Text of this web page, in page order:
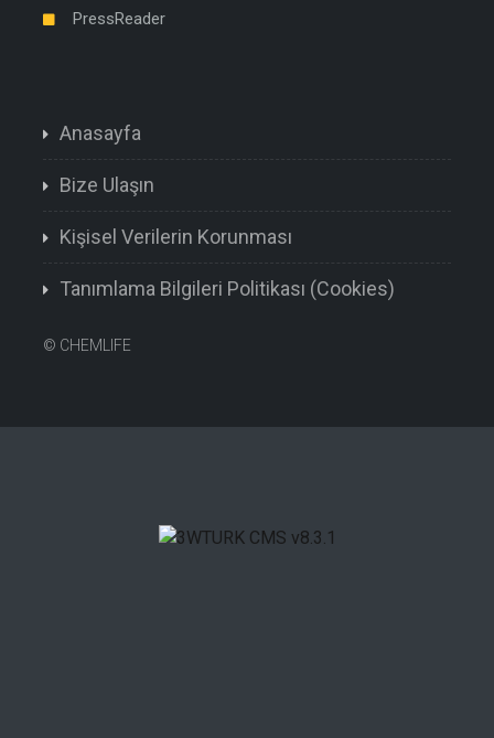
PressReader
Anasayfa
Bize Ulaşın
Kişisel Verilerin Korunması
Tanımlama Bilgileri Politikası (Cookies)
© CHEMLIFE